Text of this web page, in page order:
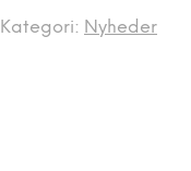
Kategori: Nyheder